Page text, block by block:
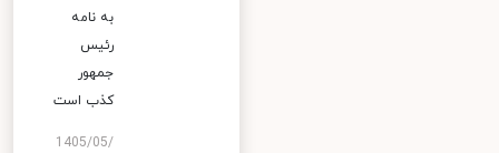
به نامه
رئیس
جمهور
کذب است
1405/05/